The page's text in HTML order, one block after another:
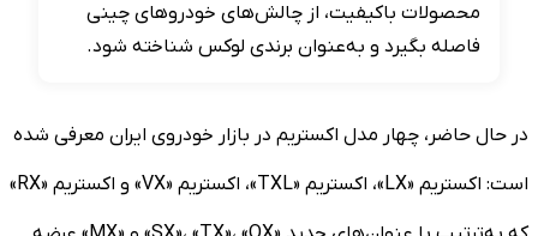
محصولات باکیفیت، از چالش‌های خودروهای چینی
فاصله بگیرد و به‌عنوان برندی لوکس شناخته شود.
در حال حاضر، چهار مدل اکستریم در بازار خودروی ایران معرفی شده
است: اکستریم «LX»، اکستریم «TXL»، اکستریم «VX» و اکستریم «RX»